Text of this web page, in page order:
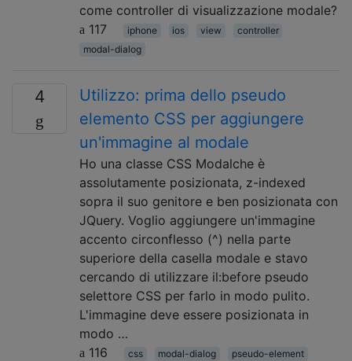
come controller di visualizzazione modale?
117
iphone ios view
controller
modal-dialog
4
Utilizzo: prima dello pseudo
elemento CSS per aggiungere
un'immagine al modale
Ho una classe CSS Modalche è
assolutamente posizionata, z-indexed
sopra il suo genitore e ben posizionata con
JQuery. Voglio aggiungere un'immagine
accento circonflesso (^) nella parte
superiore della casella modale e stavo
cercando di utilizzare il:before pseudo
selettore CSS per farlo in modo pulito.
L'immagine deve essere posizionata in
modo …
116
css modal-dialog pseudo-element